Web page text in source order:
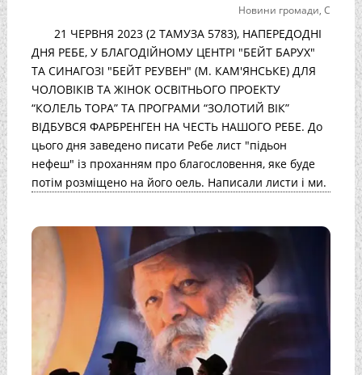
Новини громади,С
21 ЧЕРВНЯ 2023 (2 ТАМУЗА 5783), НАПЕРЕДОДНІ
ДНЯ РЕБЕ, У БЛАГОДІЙНОМУ ЦЕНТРІ "БЕЙТ БАРУХ"
ТА СИНАГОЗІ "БЕЙТ РЕУВЕН" (М. КАМ'ЯНСЬКЕ) ДЛЯ
ЧОЛОВІКІВ ТА ЖІНОК ОСВІТНЬОГО ПРОЕКТУ
“КОЛЕЛЬ ТОРА” ТА ПРОГРАМИ “ЗОЛОТИЙ ВІК”
ВІДБУВСЯ ФАРБРЕНГЕН НА ЧЕСТЬ НАШОГО РЕБЕ. До
цього дня заведено писати Ребе лист "підьон
нефеш" із проханням про благословення, яке буде
потім розміщено на його оель. Написали листи і ми.